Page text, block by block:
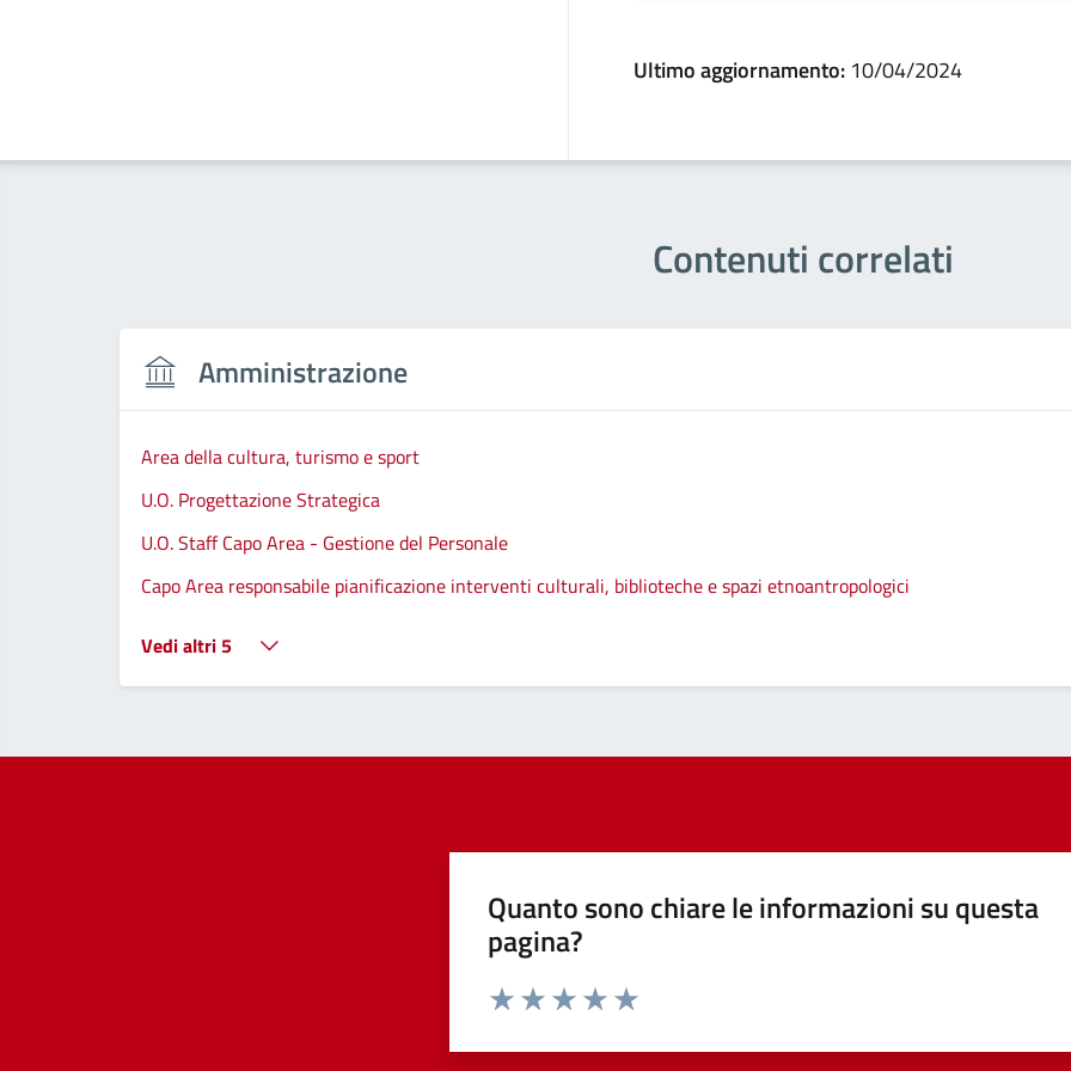
Ultimo aggiornamento: 10/04/2024
Contenuti correlati
Amministrazione
Area della cultura, turismo e sport
U.O. Progettazione Strategica
U.O. Staff Capo Area - Gestione del Personale
Capo Area responsabile pianificazione interventi culturali, biblioteche e spazi etnoantropologici
Vedi altri 5
Quanto sono chiare le informazioni su questa
pagina?